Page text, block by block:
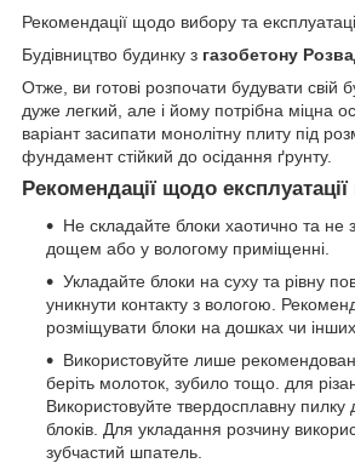
Рекомендації щодо вибору та
Будівництво будинку з газобетону
Отже, ви готові розпочати будувати свій
дуже легкий, але і йому потрібна міцна
варіант засипати монолітну плиту під
фундамент стійкий до осідання ґрунту.
Рекомендації щодо експлуатації
Не складайте блоки хаотично та не
дощем або у вологому приміщенні.
Укладайте блоки на суху та рівну
уникнути контакту з вологою.
розміщувати блоки на дошках чи
Використовуйте лише
беріть молоток, зубило тощо. для
Використовуйте твердосплавну пилку
блоків. Для укладання розчину
зубчастий шпатель.